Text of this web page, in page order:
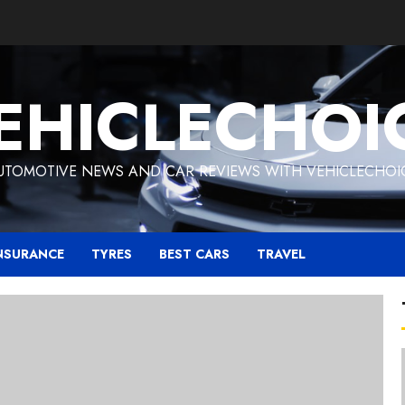
NEWS AND CAR REVIEWS WITH
TYRES BEST CARS TRAVEL